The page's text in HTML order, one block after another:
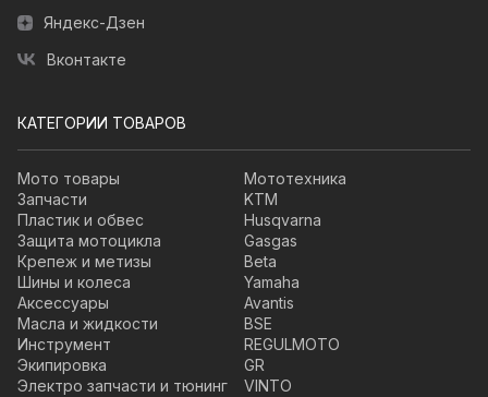
Яндекс-Дзен
Вконтакте
КАТЕГОРИИ ТОВАРОВ
Мото товары
Запчасти
Пластик и обвес
Защита мотоцикла
Крепеж и метизы
Шины и колеса
Аксессуары
Масла и жидкости
Инструмент
Экипировка
Электро запчасти и тюнинг
Мототехника
KTM
Husqvarna
Gasgas
Beta
Yamaha
Avantis
BSE
REGULMOTO
GR
VINTO